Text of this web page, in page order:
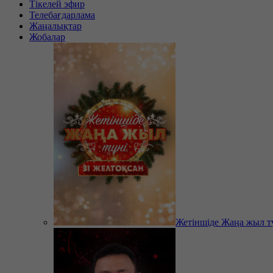
Тікелей эфир
Телебағдарлама
Жаңалықтар
Жобалар
Жетіншіде Жаңа жыл